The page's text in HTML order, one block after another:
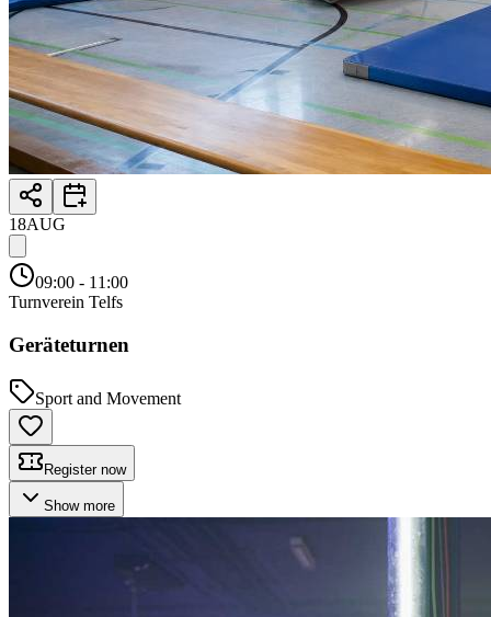
18AUG
09:00 - 11:00
Turnverein Telfs
Geräteturnen
Sport and Movement
Register now
Show more